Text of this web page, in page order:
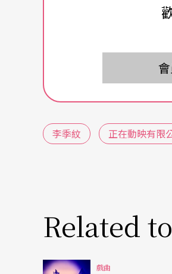
龜》開場，強調張義在怨
無論理查如何冷酷算計，
邏輯，悲微（pathetic）
則是我較難理解的部分。
動作也無直接關聯，但《
卻遭兄嫂謀害而無能自保
眾叛親離而亡。綜合言之
去愛與被愛」的渴望，乃
李季紋 正在動映有限
Related
戲曲